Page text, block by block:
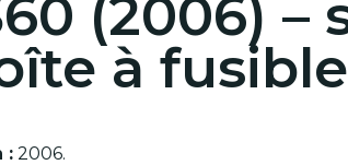
(2006) –
à
: 2006.